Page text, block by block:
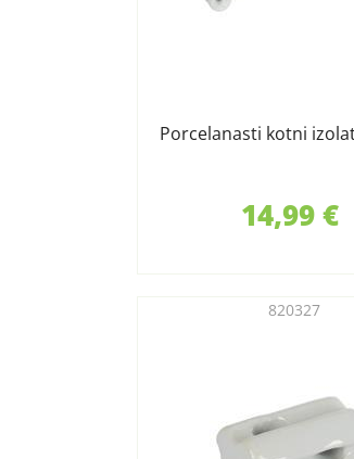
Porcelanasti kotni
14,99 €
820327